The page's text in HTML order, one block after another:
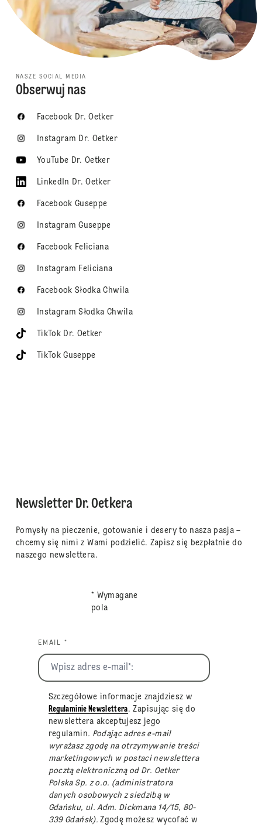
NASZE SOCIAL MEDIA
Obserwuj nas
Facebook Dr. Oetker
Instagram Dr. Oetker
YouTube Dr. Oetker
LinkedIn Dr. Oetker
Facebook Guseppe
Instagram Guseppe
Facebook Feliciana
Instagram Feliciana
Facebook Słodka Chwila
Instagram Słodka Chwila
TikTok Dr. Oetker
TikTok Guseppe
Newsletter Dr. Oetkera
Pomysły na pieczenie, gotowanie i desery to nasza pasja –
chcemy się nimi z Wami podzielić. Zapisz się bezpłatnie do
naszego newslettera.
* Wymagane
pola
EMAIL *
Szczegółowe informacje znajdziesz w
Regulaminie Newslettera. Zapisując się do
newslettera akceptujesz jego
regulamin. Podając adres e-mail
wyrażasz zgodę na otrzymywanie treści
marketingowych w postaci newslettera
pocztą elektroniczną od Dr. Oetker
Polska Sp. z o.o. (administratora
danych osobowych z siedzibą w
Gdańsku, ul. Adm. Dickmana 14/15, 80-
339 Gdańsk).Zgodę możesz wycofać w